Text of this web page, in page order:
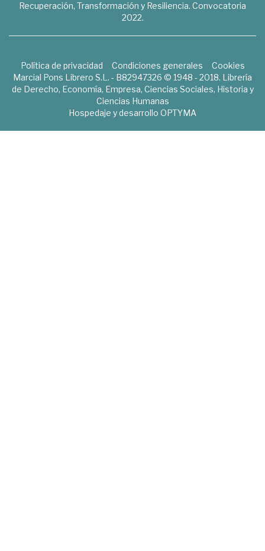
Recuperación, Transformación y Resiliencia. Convocatoria
2022.
Política de privacidad Condiciones generales
Cookies
Marcial Pons Librero S.L. - B82947326 © 1948 - 2018. Librería
de Derecho, Economía, Empresa, Ciencias Sociales, Historia y
Ciencias Humanas
Hospedaje y desarrollo OPTYMA